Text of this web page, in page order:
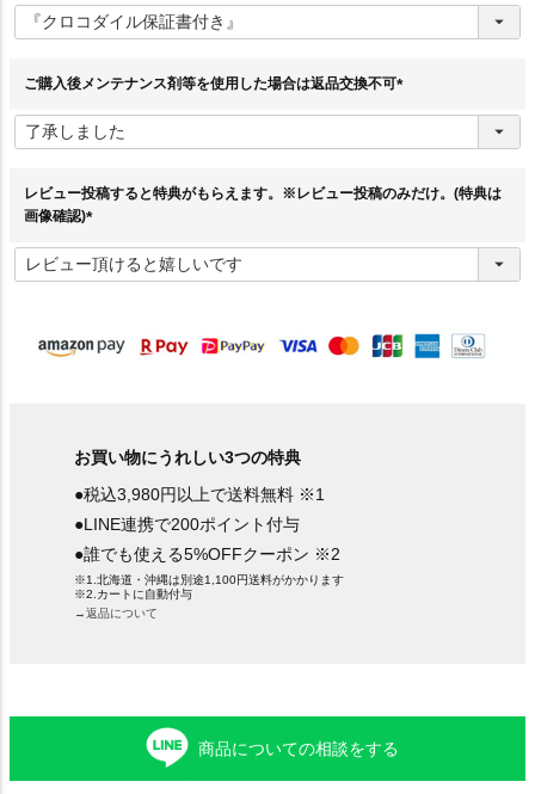
必
須
ご購入後メンテナンス剤等を使用した場合は返品交換不可
須
レビュー投稿すると特典がもらえます。※レビュー投稿のみだけ。(特典は
画像確認)
必
須
お買い物にうれしい3つの特典
●税込3,980円以上で送料無料 ※1
●LINE連携で200ポイント付与
●誰でも使える5%OFFクーポン ※2
※1.北海道・沖縄は別途1,100円送料がかかります
※2.カートに自動付与
→返品について
商品についての相談をする